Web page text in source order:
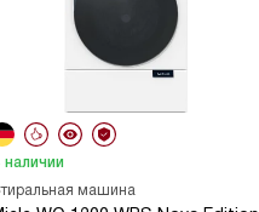
машина
наличии